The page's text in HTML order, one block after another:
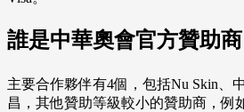
誰是中華奧會官方贊助商
主要合作夥伴有4個，包括Nu Skin、
昌，其他贊助等級較小的贊助商，例